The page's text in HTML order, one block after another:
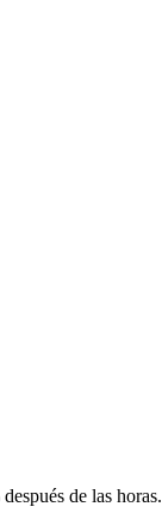
de las horas.